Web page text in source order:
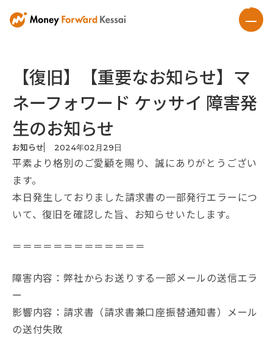
【復旧】【重要なお知らせ】マ
ネーフォワード ケッサイ 障害発
生のお知らせ
お知らせ 2024年02 月 29日
平素より格別のご愛顧を賜り、誠にありがとうござい
ます。
本日発生しておりました請求書の一部発行エラーにつ
いて、復旧を確認した旨、お知らせいたします。
＝＝＝＝＝＝＝＝＝＝＝＝＝
障害内容：弊社からお送りする一部メールの送信エラ
ー
影響内容：請求書（請求書兼口座振替通知書）メール
の送付失敗